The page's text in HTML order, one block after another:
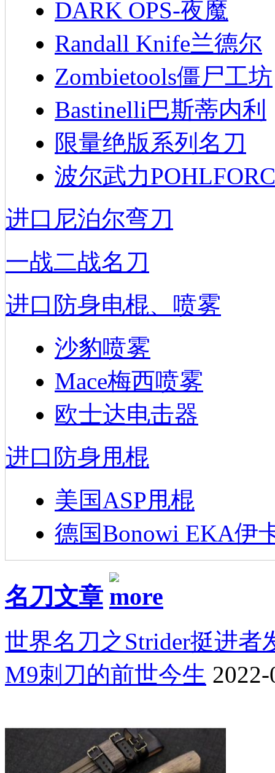
DARK OPS-夜魔
Randall Knife兰德尔
Zombietools僵尸工坊
Bastinelli巴斯蒂内利
限量绝版系列名刀
波尔武力
进口尼泊尔弯刀
一战二战名刀
进口防身电棍、喷雾
沙豹喷雾
Mace梅西喷雾
欧士达电击器
进口防身甩棍
美国ASP甩棍
德国Bonowi EKA伊
名刀文章
世界名刀之Strider挺进者
M9刺刀的前世今生